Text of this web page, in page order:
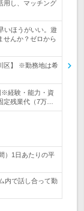
用し、マッチング
いほうがいい。遊
せんか？ゼロから
区】 ※勤務地は希
※経験・能力・資
定残業代（7万…
）1日あたりの平
内で話し合って勤